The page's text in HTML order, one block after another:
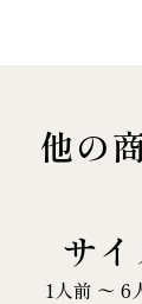
他の
サ
1人前 〜 6